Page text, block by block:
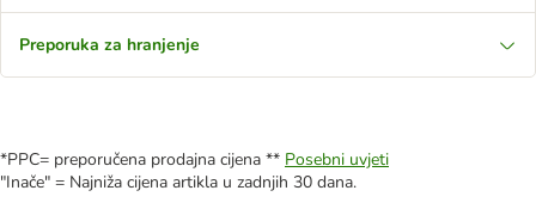
Preporuka za hranjenje
*PPC= preporučena prodajna cijena ** Posebni uvjeti
"Inače" = Najniža cijena artikla u zadnjih 30 dana.